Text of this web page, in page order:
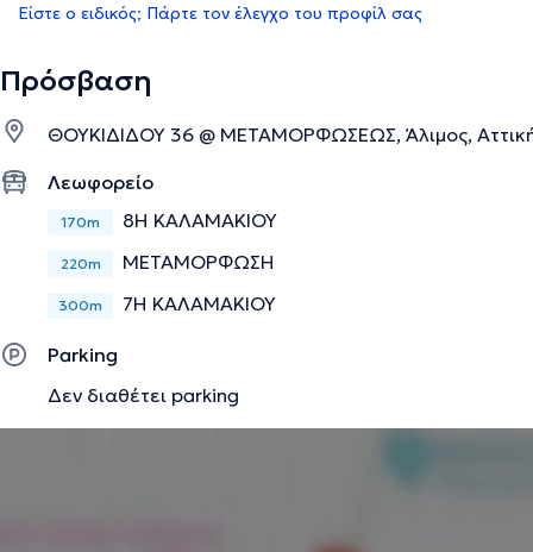
Είστε ο ειδικός; Πάρτε τον έλεγχο του προφίλ σας
Πρόσβαση
ΘΟΥΚΙΔΙΔΟΥ 36 @ ΜΕΤΑΜΟΡΦΩΣΕΩΣ, Άλιμος,
Λεωφορείο
170m 8Η ΚΑΛΑΜΑΚΙΟΥ
220m ΜΕΤΑΜΟΡΦΩΣΗ
300m 7Η ΚΑΛΑΜΑΚΙΟΥ
Parking
Δεν διαθέτει parking